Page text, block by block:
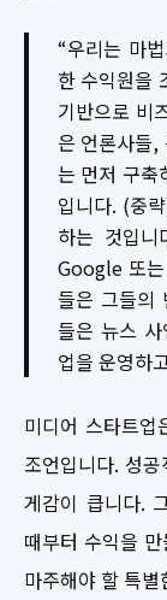
“우리는 마
한 수익원을
기반으로 비
은 언론사들,
는 먼저 구축
입니다. (중
하는 것입
Google 또
들은 그들의
들은 뉴스
업을 운영하
미디어 스타트업
조언입니다. 성
게감이 큽니다.
때부터 수익을
마주해야 할 특